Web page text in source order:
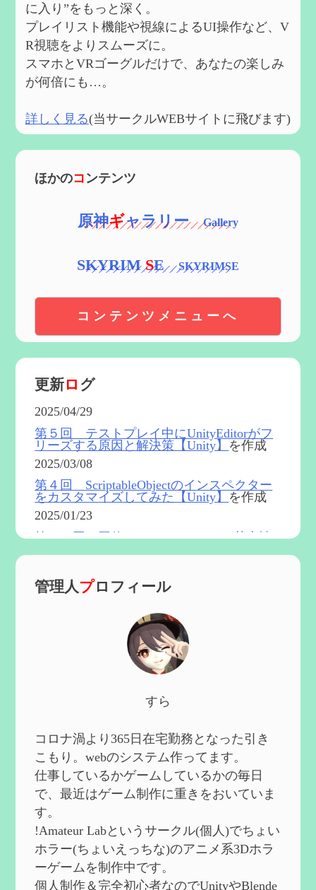
に入り”をもっと深く。
プレイリスト機能や視線によるUI操作など、V
R視聴をよりスムーズに。
スマホとVRゴーグルだけで、あなたの楽しみ
が何倍にも…。
詳しく見る(当サークルWEBサイトに飛びます)
ほかのコ ンテンツ
原神ギャラリー
SKYRIMSE
コンテンツメニューへ
更新ロ グ
2025/04/29
第５回 テストプレイ中にUnityEditorがフ
リーズする原因と解決策【Unity】 を作成
2025/03/08
第４回 ScriptableObjectのインスペクター
をカスタマイズしてみた【Unity】 を作成
2025/01/23
第５４回 召使(アルレッキーノ)の基本性
第６０回 炎神マーヴィカの性能、探索に
第５９回 アチーブメント「対決者・２」
を作成
第５８回 集敵以外のすべてを持ってしま
ったサポーターシロネンの解説【2凸ま
2024/09/02
第５７回 アチーブメント「対決者・１」
を手に入れたい
を作成
2024/09/02
第５６回 ムアラニの簡易解説と使用感な
ど【0~1凸】
2024/08/11
第５５回 【無凸無モチ】エミリエを使っ
てみた感想を作成
管理人プロフィール
すら
コロナ渦より365日在宅勤務となった引き
こもり。webのシステム作ってます。
仕事しているかゲームしているかの毎日
で、最近はゲーム制作に重きをおいていま
す。
!Amateur Labというサークル(個人)でちょい
ホラー(ちょいえっちな)のアニメ系3Dホラ
ーゲームを制作中です。
個人制作＆完全初心者なのでUnityやBlende